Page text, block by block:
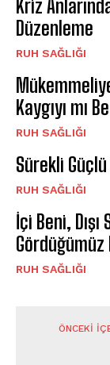
Kriz
Düzenleme
⁠RUH SAĞLIĞI
Kaygıyı mı
⁠RUH SAĞLIĞI
Sürekli Güçlü
⁠RUH SAĞLIĞI
İçi Beni,
⁠RUH SAĞLIĞI
ÖNCEKI